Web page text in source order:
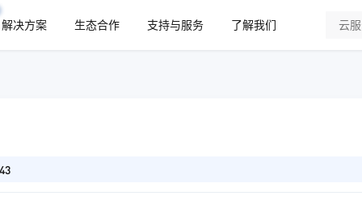
解决方案 生态合作 支持与服务
了解我们